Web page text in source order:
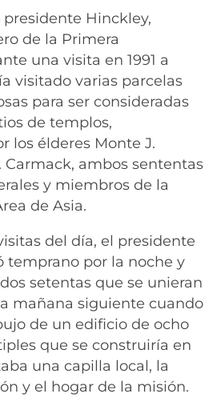
presidente Hinckley,
de la Primera
una visita en 1991 a
visitado varias parcelas
para ser consideradas
de templos,
los élderes Monte J.
Carmack, ambos sententas
y miembros de la
de Asia.
del día, el presidente
temprano por la noche y
setentas que se unieran
mañana siguiente cuando
de un edificio de ocho
que se construiría en
una capilla local, la
y el hogar de la misión.